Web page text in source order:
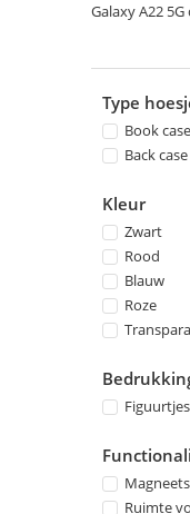
Galaxy A22
Type
Book case
Back case
Kleur
Zwart
Rood
Blauw
Roze
Figuurtjes
Ruimte